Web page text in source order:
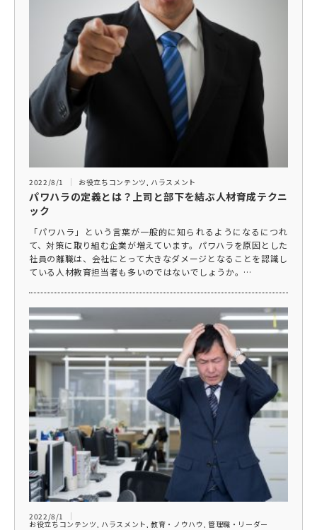
2022/8/1 お役立ちコンテンツ, ハラスメント
パワハラの定義とは？上司と部下を結ぶ人材育成テクニ
ック
「パワハラ」という言葉が一般的に知られるようになるにつれ
て、対策に取り組む企業が増えています。パワハラを原因とした
社員の離職は、会社にとって大きなダメージとなることを認識し
ている人材教育担当者も多いのではないでしょうか。…
2022/8/1
お役立ちコンテンツ ハラスメント ,教育・ノウハウ 管理職・リーダー